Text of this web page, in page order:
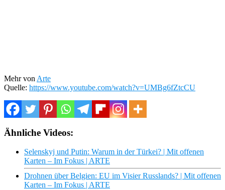
Mehr von Arte
Quelle: https://www.youtube.com/watch?v=UMBg6fZtcCU
Ähnliche Videos:
Selenskyj und Putin: Warum in der Türkei? | Mit offenen
Karten – Im Fokus | ARTE
Drohnen über Belgien: EU im Visier Russlands? | Mit offenen
Karten – Im Fokus | ARTE